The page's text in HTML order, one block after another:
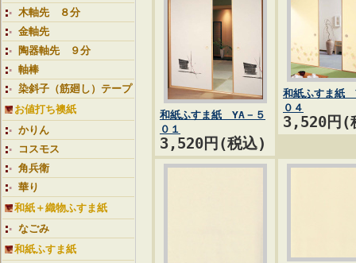
木軸先 ８分
金軸先
陶器軸先 ９分
軸棒
染斜子（筋廻し）テープ
お値打ち襖紙
かりん
コスモス
角兵衛
華り
和紙＋織物ふすま紙
なごみ
和紙ふすま紙
和紙ふすま紙 YA－５
０１
3,520円(税込)
和紙ふすま紙
０４
3,520円(